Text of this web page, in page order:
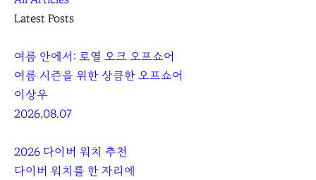
Latest Posts
여름 안에서: 로열 오크 오프쇼어
여름 시즌을 위한 상큼한 오프쇼어
이상우
2026.08.07
2026 다이버 워치 추천
다이버 워치를 한 자리에